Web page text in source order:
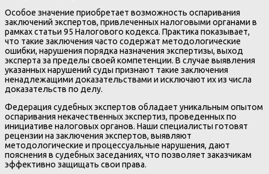
Особое значение приобретает возможность оспаривания
заключений экспертов, привлеченных налоговыми органами в
рамках статьи 95 Налогового кодекса. Практика показывает,
что такие заключения часто содержат методологические
ошибки, нарушения порядка назначения экспертизы, выход
эксперта за пределы своей компетенции. В случае выявления
указанных нарушений суды признают такие заключения
ненадлежащими доказательствами и исключают их из числа
доказательств по делу.
Федерация судебных экспертов обладает уникальным опытом
оспаривания некачественных экспертиз, проведенных по
инициативе налоговых органов. Наши специалисты готовят
рецензии на заключения экспертов, выявляют
методологические и процессуальные нарушения, дают
пояснения в судебных заседаниях, что позволяет заказчикам
эффективно защищать свои права.